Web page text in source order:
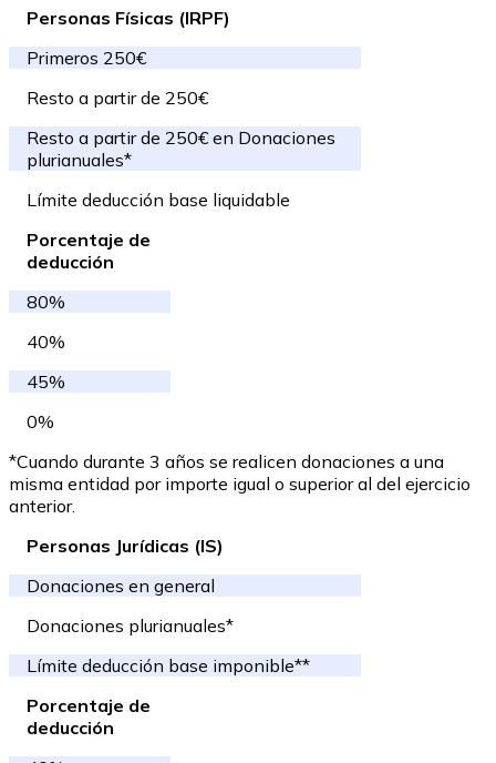
Personas Físicas (IRPF)
Primeros 250€
Resto a partir de 250€
Resto a partir de 250€ en Donaciones
plurianuales*
Límite deducción base liquidable
Porcentaje de
deducción
80%
40%
45%
0%
*Cuando durante 3 años se realicen donaciones a una
misma entidad por importe igual o superior al del ejercicio
anterior.
Personas Jurídicas (IS)
Donaciones en general
Donaciones plurianuales*
Límite deducción base imponible**
Porcentaje de
deducción